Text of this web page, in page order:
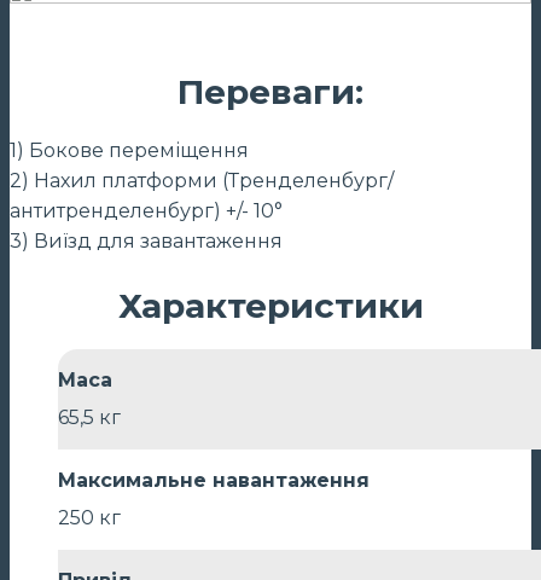
Переваги:
1) Бокове переміщення
2) Нахил платформи (Тренделенбург/
антитренделенбург) +/- 10°
3) Виїзд для завантаження
Характеристики
Маса
65,5 кг
Максимальне навантаження
250 кг